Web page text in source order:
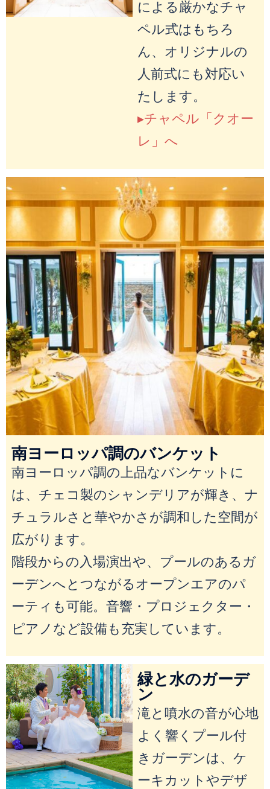
による厳かなチャ
ペル式はもちろ
ん、オリジナルの
人前式にも対応い
たします。
▸チャペル「クオー
レ」へ
南ヨーロッパ調のバンケット
南ヨーロッパ調の上品なバンケットに
は、チェコ製のシャンデリアが輝き、ナ
チュラルさと華やかさが調和した空間が
広がります。
階段からの入場演出や、プールのあるガ
ーデンへとつながるオープンエアのパ
ーティも可能。音響・プロジェクター・
ピアノなど設備も充実しています。
緑と水のガーデ
ン
滝と噴水の音が心地
よく響くプール付
きガーデンは、ケ
ーキカットやデザ